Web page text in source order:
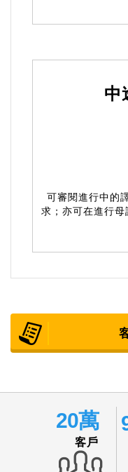
中
可審閱進行中的
求；亦可在進行
20萬
客戶